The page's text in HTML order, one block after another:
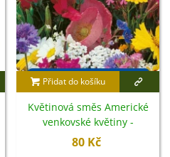
Přidat do košíku
Květinová směs Americké
venkovské květiny -
Kiepenkerl - luční směs - 1
80 Kč